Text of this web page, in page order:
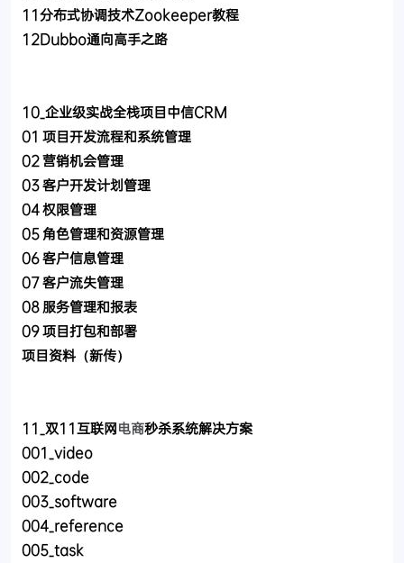
11分布式协调技术Zookeeper教程
12Dubbo通向高手之路
10_企业级实战全栈项目中信CRM
01 项目开发流程和系统管理
02 营销机会管理
03 客户开发计划管理
04 权限管理
05 角色管理和资源管理
06 客户信息管理
07 客户流失管理
08 服务管理和报表
09 项目打包和部署
项目资料（新传）
11_双11互联网电商秒杀系统解决方案
001_video
002_code
003_software
004_reference
005_task